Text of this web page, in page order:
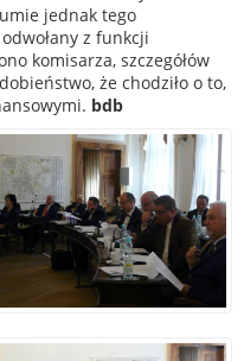
jednak tego
z funkcji
komisarza, szczegółów
że chodziło o to,
bdb